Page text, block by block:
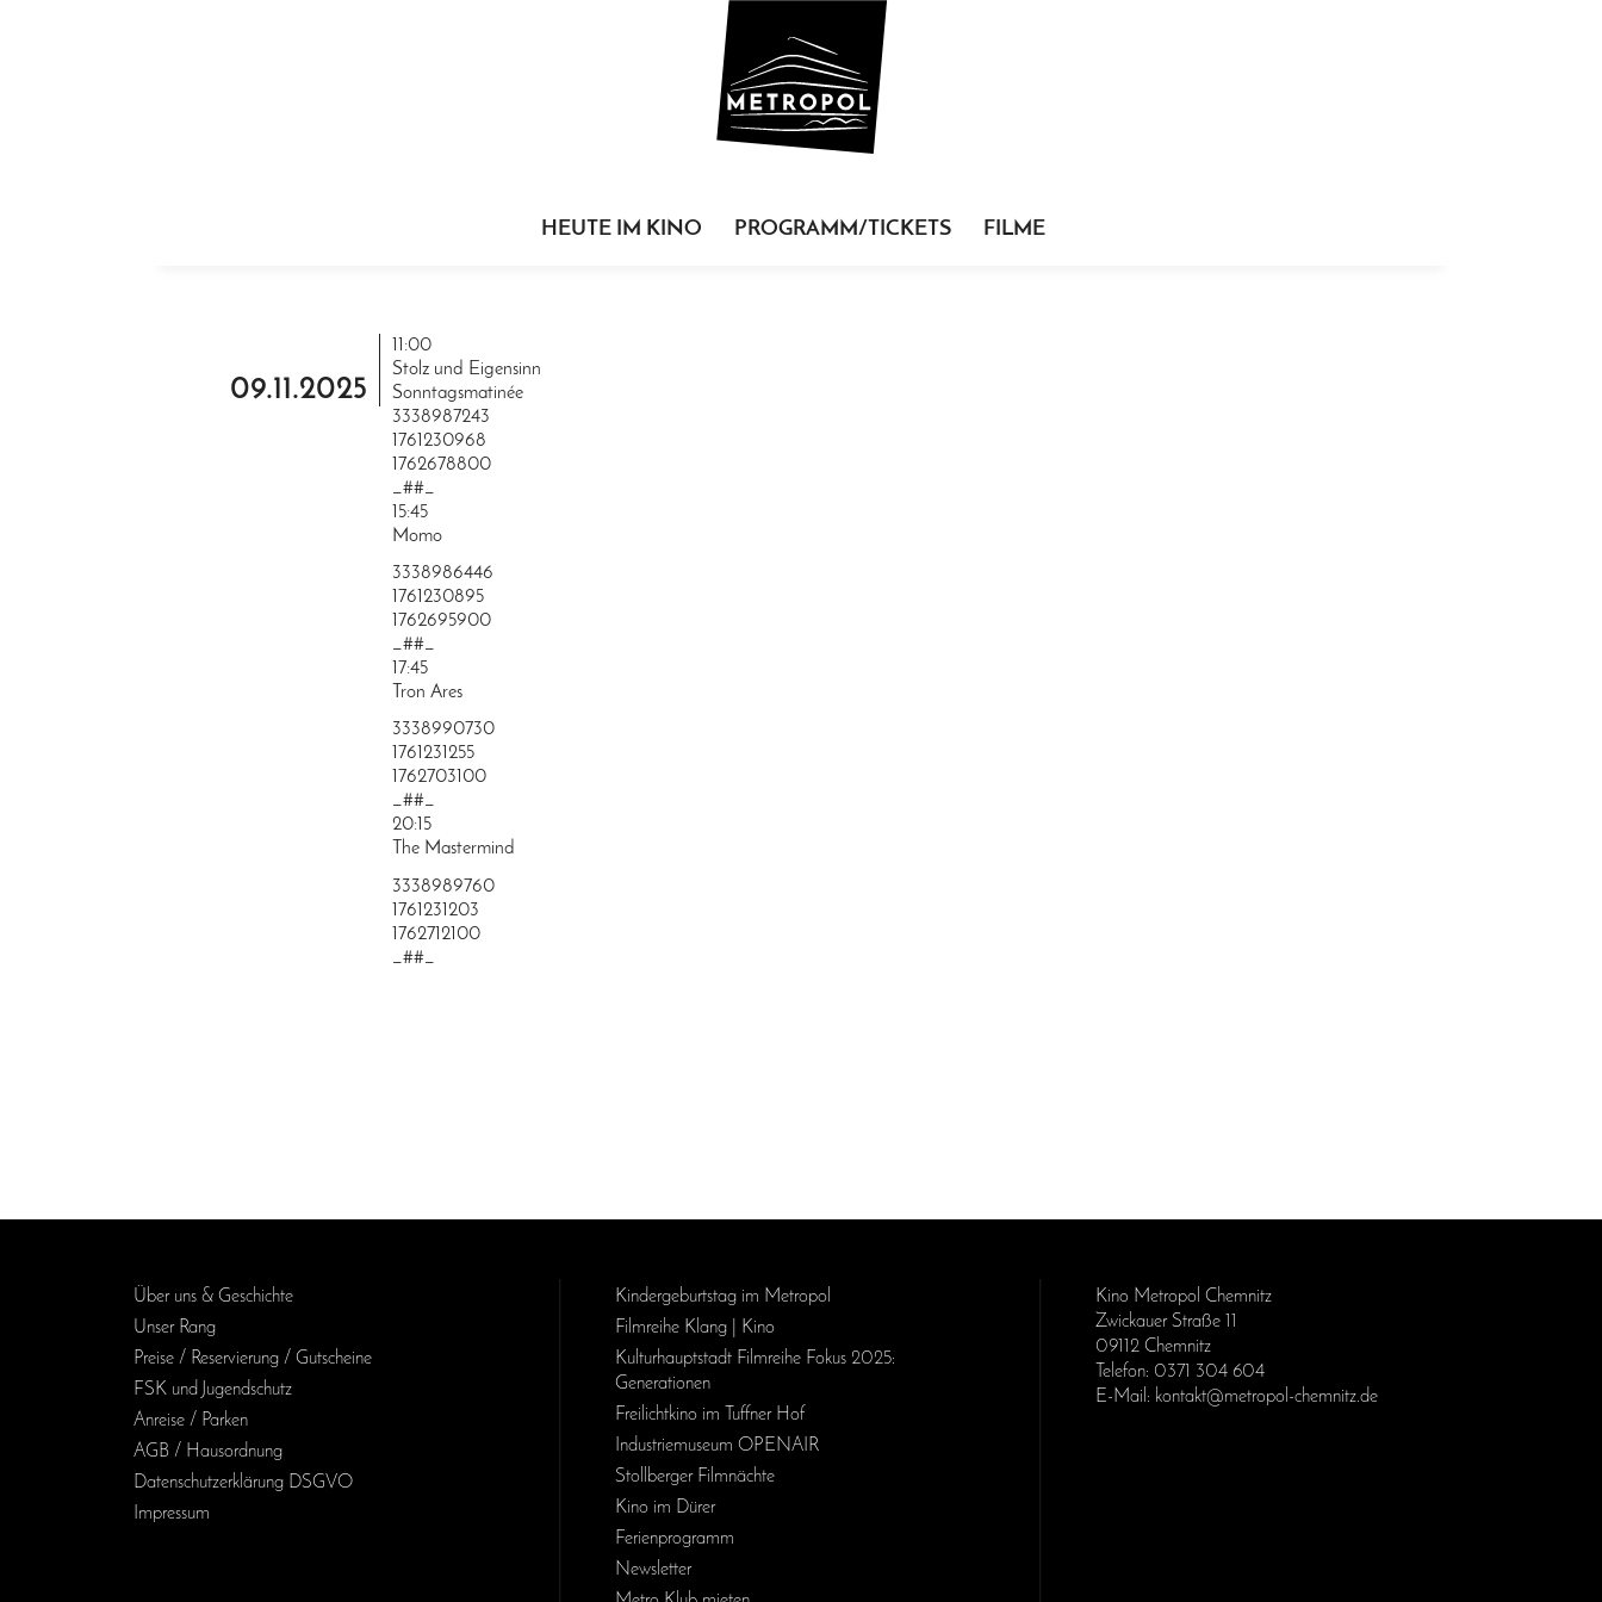
HEUTE IM KINO PROGRAMM/TICKETS FILME
09.11.2025
11:00
Stolz und Eigensinn
Sonntagsmatinée
3338987243
1761230968
1762678800
_##_
15:45
Momo
3338986446
1761230895
1762695900
_##_
17:45
Tron Ares
3338990730
1761231255
1762703100
_##_
20:15
The Mastermind
3338989760
1761231203
1762712100
_##_
Über uns & Geschichte
Unser Rang
Preise / Reservierung / Gutscheine
FSK und Jugendschutz
Anreise / Parken
AGB / Haus­ordnung
Daten­schutz­erklärung DSGVO
Impressum
Kinder­geburts­tag im Metropol
Filmreihe Klang | Kino
Kulturhauptstadt Filmreihe Fokus 2025:
Generationen
Freilichtkino im Tuffner Hof
Industriemuseum OPENAIR
Stollberger Filmnächte
Kino im Dürer
Ferienprogramm
Newsletter
Kino Metropol Chemnitz
Zwickauer Straße 11
09112 Chemnitz
Telefon: 0371 304 604
E-Mail: kontakt@metropol-chemnitz.de